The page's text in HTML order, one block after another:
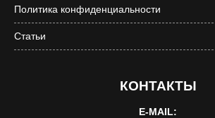
Политика конфиденциальности
Статьи
КОНТАКТЫ
E-MAIL: